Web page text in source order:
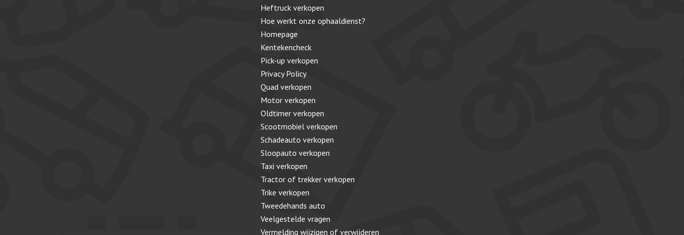
Heftruck verkopen
Hoe werkt onze ophaaldienst?
Homepage
Kentekencheck
Pick-up verkopen
Privacy Policy
Quad verkopen
Motor verkopen
Oldtimer verkopen
Scootmobiel verkopen
Schadeauto verkopen
Sloopauto verkopen
Taxi verkopen
Tractor of trekker verkopen
Trike verkopen
Tweedehands auto
Veelgestelde vragen
Vermelding wijzigen of verwijderen